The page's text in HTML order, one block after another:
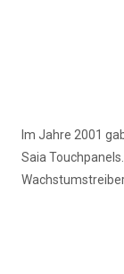
Im Jahre 2001
Saia